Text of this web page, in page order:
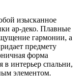
изысканное
ар-деко. Плавные
гармонии, а
предмету
форма
в интерьер спальни,
элементом.